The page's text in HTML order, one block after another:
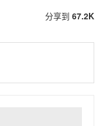
分享到 67.2K